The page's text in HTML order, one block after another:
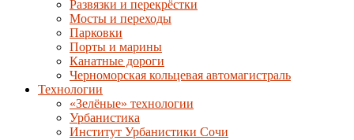
Развязки и перекрёстки
Мосты и переходы
Парковки
Порты и марины
Канатные дороги
Черноморская кольцевая автомагистраль
Технологии
«Зелёные» технологии
Урбанистика
Институт Урбанистики Сочи